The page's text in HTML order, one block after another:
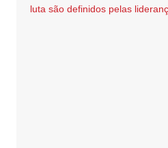
luta são definidos pelas